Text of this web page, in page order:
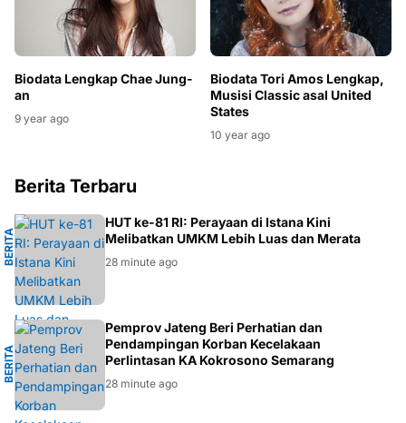
Biodata Lengkap Chae Jung-
an
9 year ago
Biodata Tori Amos Lengkap,
Musisi Classic asal United
States
10 year ago
Berita Terbaru
B
E
R
I
T
A
E
K
O
N
O
MI
HUT ke-81 RI: Perayaan di Istana Kini
Melibatkan UMKM Lebih Luas dan Merata
28 minute ago
B
E
R
I
T
A
S
E
M
A
R
A
NG
Pemprov Jateng Beri Perhatian dan
Pendampingan Korban Kecelakaan
Perlintasan KA Kokrosono Semarang
28 minute ago